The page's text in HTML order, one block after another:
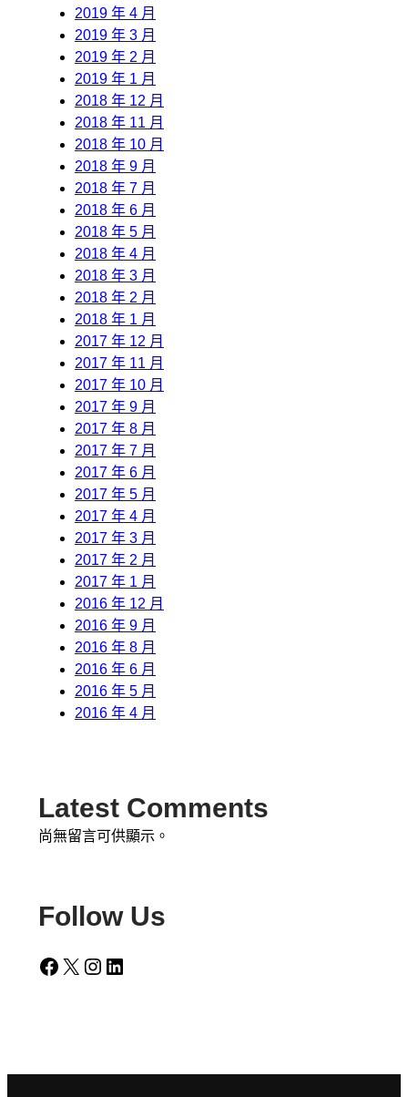
2019 年 4 月
2019 年 3 月
2019 年 2 月
2019 年 1 月
2018 年 12 月
2018 年 11 月
2018 年 10 月
2018 年 9 月
2018 年 7 月
2018 年 6 月
2018 年 5 月
2018 年 4 月
2018 年 3 月
2018 年 2 月
2018 年 1 月
2017 年 12 月
2017 年 11 月
2017 年 10 月
2017 年 9 月
2017 年 8 月
2017 年 7 月
2017 年 6 月
2017 年 5 月
2017 年 4 月
2017 年 3 月
2017 年 2 月
2017 年 1 月
2016 年 12 月
2016 年 9 月
2016 年 8 月
2016 年 6 月
2016 年 5 月
2016 年 4 月
Latest Comments
尚無留言可供顯示。
Follow Us
Facebook X Instagram LinkedIn